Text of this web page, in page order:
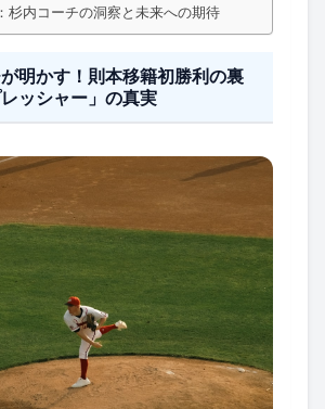
杉内コーチの洞察と未来への期待
明かす！則本移籍初勝利の裏
ッシャー」の真実